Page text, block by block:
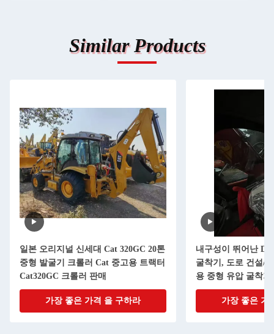
Similar Products
일본 오리지널 신세대 Cat 320GC 20톤
중형 발굴기 크롤러 Cat 중고용 트랙터
Cat320GC 크롤러 판매
가장 좋은 가격 을 구하라
내구성이 뛰어난
굴착기, 도로 건설/
용 중형 유압 굴착기
가장 좋은 가